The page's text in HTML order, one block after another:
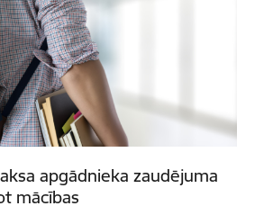
apgādnieka zaudējuma
mācības